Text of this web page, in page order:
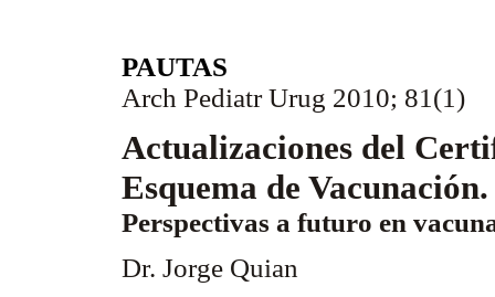
PAUTAS
Arch Pediatr Urug 2010; 81(1)
Actualizaciones del
Esquema de Vacunación.
Perspectivas a futuro en
Dr. Jorge Quian